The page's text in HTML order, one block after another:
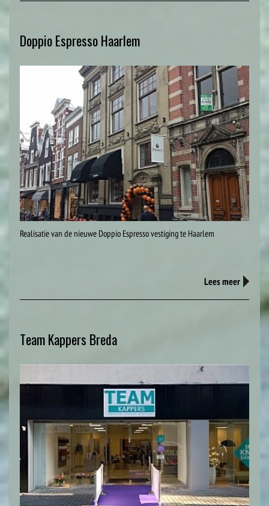
Doppio Espresso Haarlem
Realisatie van de nieuwe Doppio Espresso vestiging te Haarlem
Lees meer
Team Kappers Breda